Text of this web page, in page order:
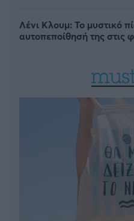
Λένι Κλουμ: Το μυστικό
αυτοπεποίθησή της στις